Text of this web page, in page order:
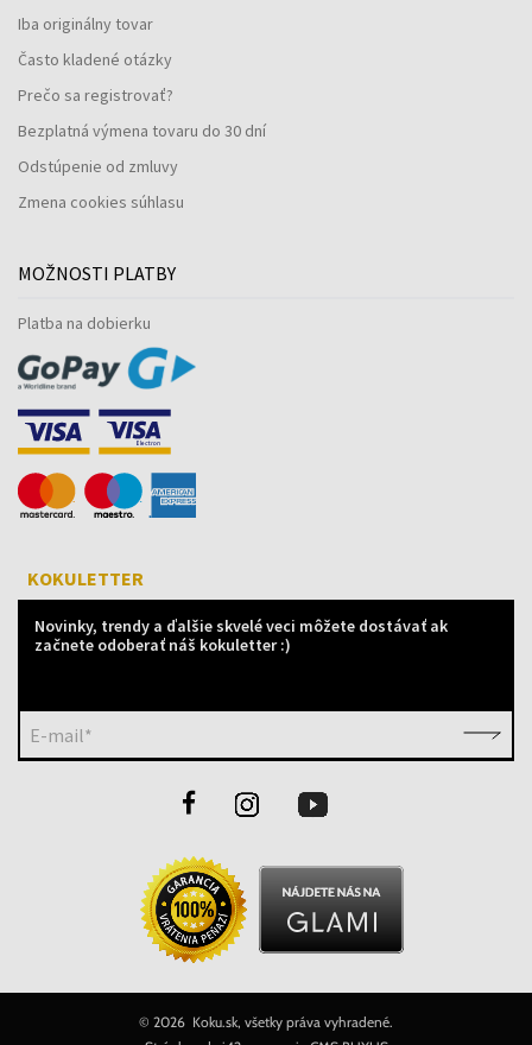
Iba originálny tovar
Často kladené otázky
Prečo sa registrovať?
Bezplatná výmena tovaru do 30 dní
Odstúpenie od zmluvy
Zmena cookies súhlasu
MOŽNOSTI PLATBY
Platba na dobierku
KOKULETTER
Novinky, trendy a ďalšie skvelé veci môžete dostávať ak
začnete odoberať náš kokuletter :)
E-mail*
© 2026 Koku.sk, všetky práva vyhradené.